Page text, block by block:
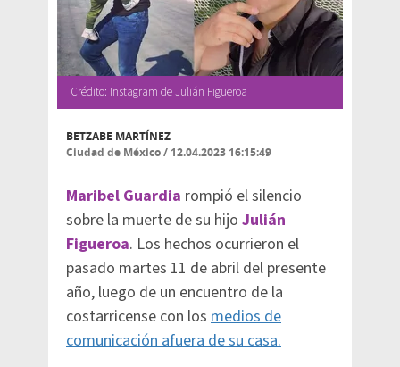
Crédito: Instagram de Julián Figueroa
BETZABE MARTÍNEZ
Ciudad de México/ 12.04.2023 16:15:49
Maribel Guardia rompió el silencio
sobre la muerte de su hijo Julián
Figueroa. Los hechos ocurrieron el
pasado martes 11 de abril del presente
año, luego de un encuentro de la
costarricense con los medios de
comunicación afuera de su casa.